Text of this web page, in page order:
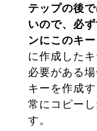
テップの後
いので、必
ンにこのキ
に作成した
必要がある
キーを作成
常にコピー